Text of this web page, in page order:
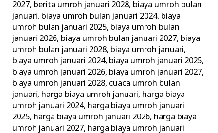
2027, berita umroh januari 2028, biaya umroh bulan
januari, biaya umroh bulan januari 2024, biaya
umroh bulan januari 2025, biaya umroh bulan
januari 2026, biaya umroh bulan januari 2027, biaya
umroh bulan januari 2028, biaya umroh januari,
biaya umroh januari 2024, biaya umroh januari 2025,
biaya umroh januari 2026, biaya umroh januari 2027,
biaya umroh januari 2028, cuaca umroh bulan
januari, harga biaya umroh januari, harga biaya
umroh januari 2024, harga biaya umroh januari
2025, harga biaya umroh januari 2026, harga biaya
umroh januari 2027, harga biaya umroh januari